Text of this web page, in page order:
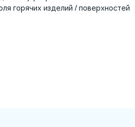
горячих изделий / поверхностей